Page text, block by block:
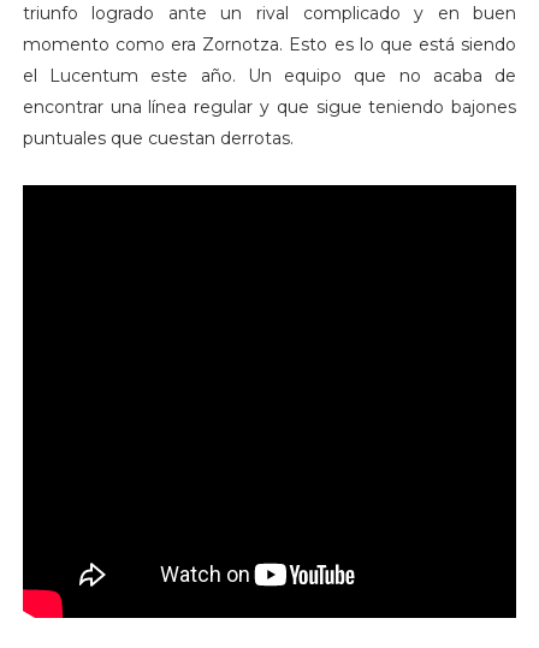
triunfo logrado ante un rival complicado y en buen
momento como era Zornotza. Esto es lo que está siendo
el Lucentum este año. Un equipo que no acaba de
encontrar una línea regular y que sigue teniendo bajones
puntuales que cuestan derrotas.